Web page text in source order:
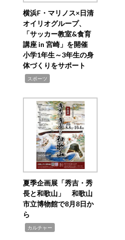
横浜F・マリノス×日清
オイリオグループ、
「サッカー教室&食育
講座 in 宮崎」を開催
小学1年生～3年生の身
体づくりをサポート
スポーツ
夏季企画展「秀吉・秀
長と和歌山」 和歌山
市立博物館で8月8日か
ら
カルチャー